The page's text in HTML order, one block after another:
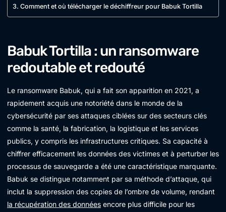
Comment et où télécharger le déchiffreur pour Babuk Tortilla
Babuk Tortilla : un ransomware
redoutable et redouté
Le ransomware Babuk, qui a fait son apparition en 2021, a
rapidement acquis une notoriété dans le monde de la
cybersécurité par ses attaques ciblées sur des secteurs clés
comme la santé, la fabrication, la logistique et les services
publics, y compris les infrastructures critiques. Sa capacité à
chiffrer efficacement les données des victimes et à perturber les
processus de sauvegarde a été une caractéristique marquante.
Babuk se distingue notamment par sa méthode d’attaque, qui
inclut la suppression des copies de l’ombre de volume, rendant
la récupération des données encore plus difficile pour les